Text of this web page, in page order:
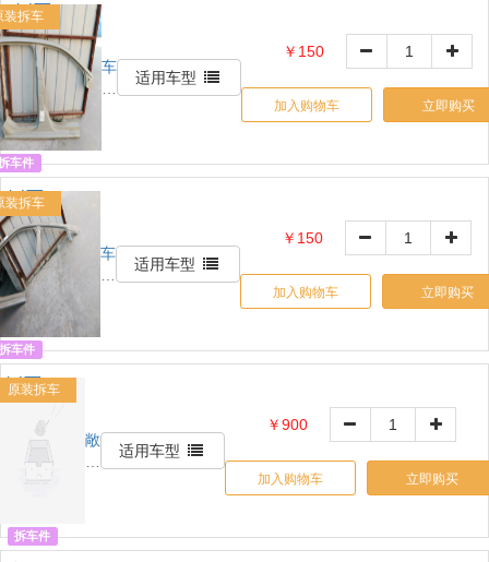
侧围 B
装拆车
车件
侧围 B
车
适用车型
￥150
加入购物车 立即购买
装拆车
拆车件
围A
车
适用车型
￥150
加入购物车 立即购买
原装拆车
拆车件
敞
适用车型
￥900
加入购物车 立即购买